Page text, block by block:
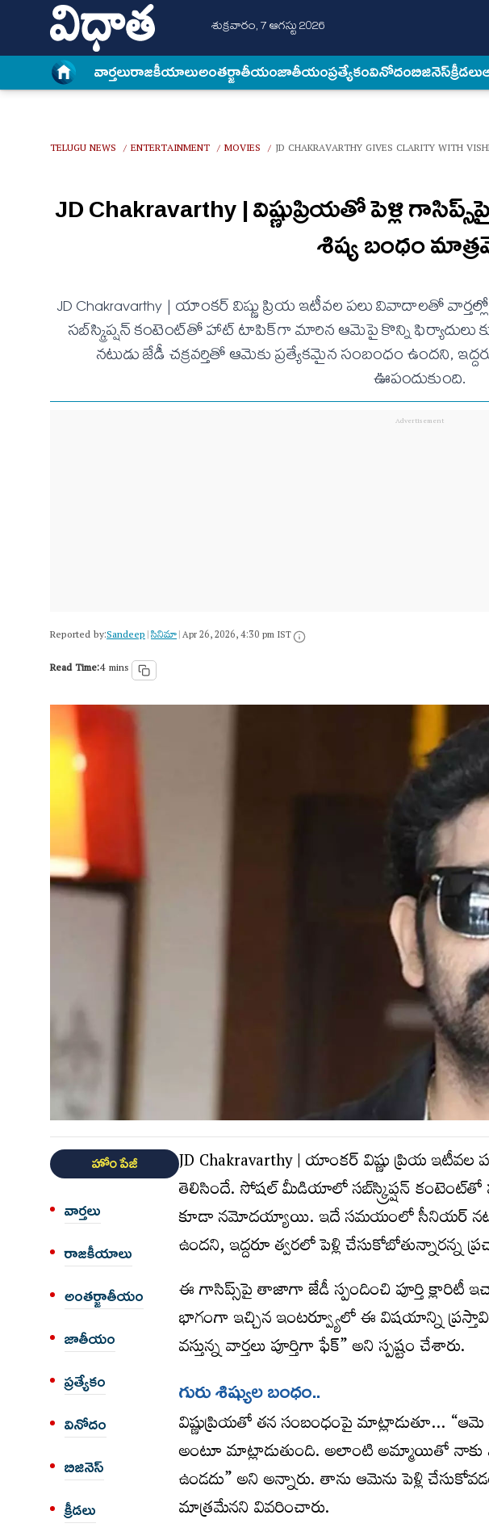
శుక్రవారం, 7 ఆగస్టు 2026
వార్త‌లురాజకీయాలుఅంత‌ర్జాతీయంజాతీయంప్రత్యేకంవినోదంబిజినెస్క్రీడలు
TELUGU NEWS / ENTERTAINMENT / MOVIES / JD CHAKRAVARTHY GIVES CLARITY WITH
JD Chakravarthy | విష్ణుప్రియతో పెళ్లి
శిష్య బంధం
JD Chakravarthy | యాంకర్ విష్ణు ప్రియ‌ ఇటీవల పలు వివాదాలతో
సబ్‌స్క్రిప్షన్ కంటెంట్‌తో హాట్ టాపిక్‌గా మారిన ఆమెపై కొన్ని
నటుడు జేడీ చ‌క్ర‌వ‌ర్తితో ఆమెకు ప్రత్యేకమైన సంబంధం ఉందని,
ఊపందుకుంది.
Reported by:Sandeep|సినిమా|Apr 26, 2026, 4:30 pm IST
Read Time:4 mins
హోం పేజీ
వార్త‌లు
రాజకీయాలు
అంత‌ర్జాతీయం
జాతీయం
ప్రత్యేకం
వినోదం
బిజినెస్
క్రీడలు
JD Chakravarthy | యాంకర్ విష్ణు ప్రియ‌
తెలిసిందే. సోషల్ మీడియాలో సబ్‌స్క్రిప్షన్
కూడా నమోదయ్యాయి. ఇదే సమయంలో సీనియర్
ఉందని, ఇద్దరూ త్వరలో పెళ్లి చేసుకోబోతున్నారన్న
ఈ గాసిప్స్‌పై తాజాగా జేడీ స్పందించి పూర్తి క్లారిటీ
భాగంగా ఇచ్చిన ఇంటర్వ్యూలో ఈ విషయాన్ని
వస్తున్న వార్తలు పూర్తిగా ఫేక్” అని స్పష్టం చేశారు.
గురు శిష్యుల బంధం..
విష్ణుప్రియతో తన సంబంధంపై మాట్లాడుతూ… “ఆమె
అంటూ మాట్లాడుతుంది. అలాంటి అమ్మాయితో నాకు
ఉండదు” అని అన్నారు. తాను ఆమెను పెళ్లి
మాత్రమేనని వివరించారు.